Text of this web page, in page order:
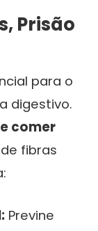
Prisão
para o
digestivo.
comer
fibras
Previne